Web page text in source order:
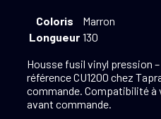
Coloris
Marron
Longueur 130
Housse fusil vinyl pression
référence CU1200 chez
commande. Compatibilité
avant commande.